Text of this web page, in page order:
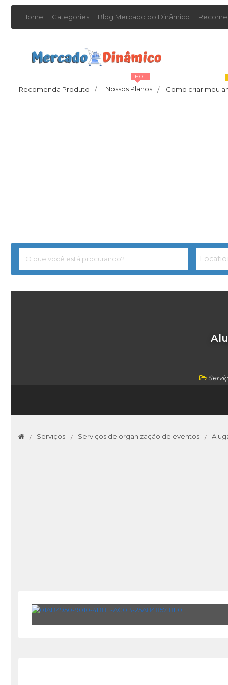
Home Categories Blog Mercado do Dinâmico
Recomenda Produto / Nossos Planos /
HOT
Como criar meu
Serviços Serviços de organização de eventos